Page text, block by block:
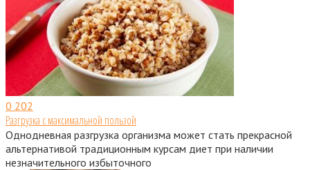
0 202
Разгрузка с максимальной пользой
Однодневная разгрузка организма может стать прекрасной
альтернативой традиционным курсам диет при наличии
незначительного избыточного